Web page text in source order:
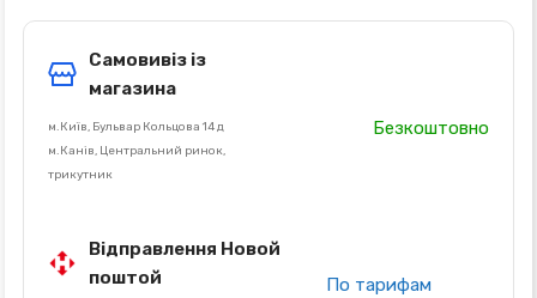
Самовивіз із
магазина
м.Київ, Бульвар Кольцова 14 д
м.Канів, Центральний ринок,
трикутник
Безкоштовно
Відправлення Новой
поштой
По тарифам